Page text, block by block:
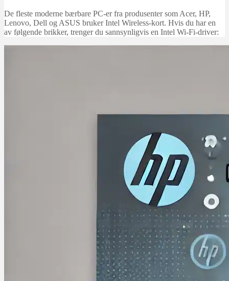
De fleste moderne bærbare PC-er fra produsenter som Acer, HP,
Lenovo, Dell og ASUS bruker Intel Wireless-kort. Hvis du har en
av følgende brikker, trenger du sannsynligvis en Intel Wi-Fi-driver: